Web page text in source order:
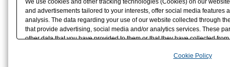
and advertisements tailored to your interests, offer social media features
analysis. The data regarding your use of our website collected through
that provide advertising, social media and/or analytics services. These
other data that you have provided to them or that they have collected
the use of all Cookies except for Strictly Necessary Cookies, please
Cookie Policy